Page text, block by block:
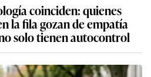
coinciden: quienes
la fila gozan de empatía
solo tienen autocontrol